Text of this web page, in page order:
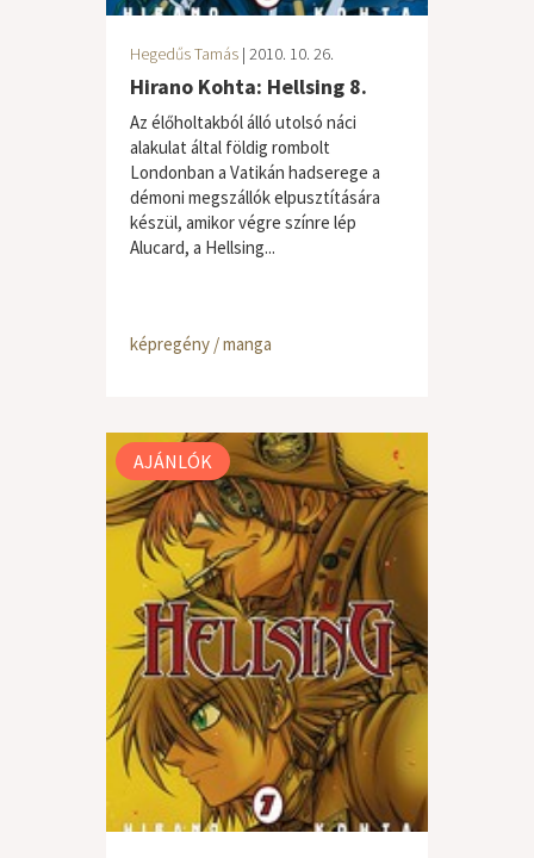
Hegedűs Tamás | 2010. 10. 26.
Hirano Kohta: Hellsing 8.
Az élőholtakból álló utolsó náci
alakulat által földig rombolt
Londonban a Vatikán hadserege a
démoni megszállók elpusztítására
készül, amikor végre színre lép
Alucard, a Hellsing...
képregény / manga
AJÁNLÓK